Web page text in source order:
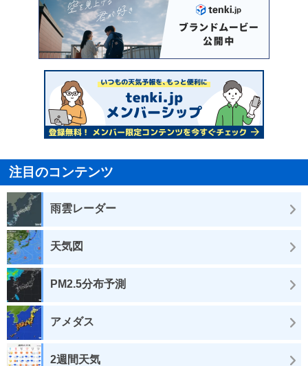
注目のコンテンツ
雨雲レーダー
天気図
PM2.5分布予測
アメダス
2週間天気